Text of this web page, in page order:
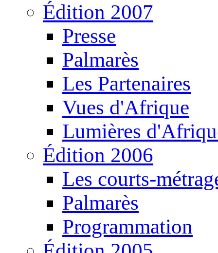
Édition 2007
Presse
Palmarès
Les Partenaires
Vues d'Afrique
Lumières
Édition 2006
Les courts-
Palmarès
Programmation